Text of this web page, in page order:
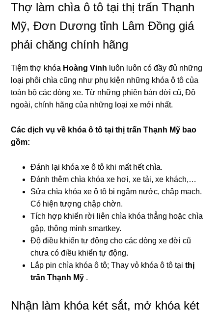
Thợ làm chìa ô tô tại thị trấn Thạnh
Mỹ, Đơn Dương tỉnh Lâm Đồng giá
phải chăng chính hãng
Tiệm thợ khóa Hoàng Vinh luôn luôn có đầy đủ những
loại phôi chìa cũng như phụ kiện những khóa ô tô của
toàn bộ các dòng xe. Từ những phiên bản đời cũ, Độ
ngoài, chính hãng của những loại xe mới nhất.
Các dịch vụ về khóa ô tô tại thị trấn Thạnh Mỹ bao
gồm:
Đánh lại khóa xe ô tô khi mất hết chìa.
Đánh thêm chìa khóa xe hơi, xe tải, xe khách,…
Sửa chìa khóa xe ô tô bị ngâm nước, chập mạch.
Có hiện tượng chập chờn.
Tích hợp khiển rời liên chìa khóa thẳng hoặc chìa
gập, thông minh smartkey.
Độ điều khiển tự động cho các dòng xe đời cũ
chưa có điều khiển tự động.
Lắp pin chìa khóa ô tô; Thay vỏ khóa ô tô tạithị
trấn Thạnh Mỹ .
Nhận làm khóa két sắt, mở khóa két